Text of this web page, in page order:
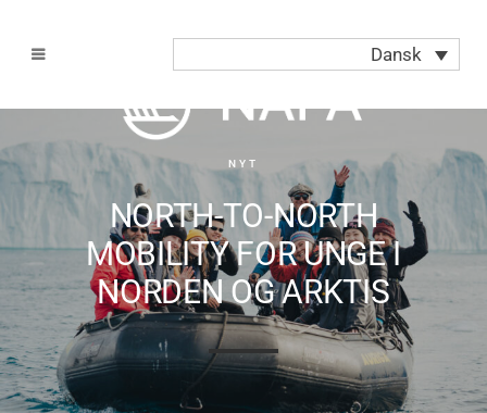
Dansk
NYT
NORTH-TO-NORTH
MOBILITY FOR UNGE I
NORDEN OG ARKTIS